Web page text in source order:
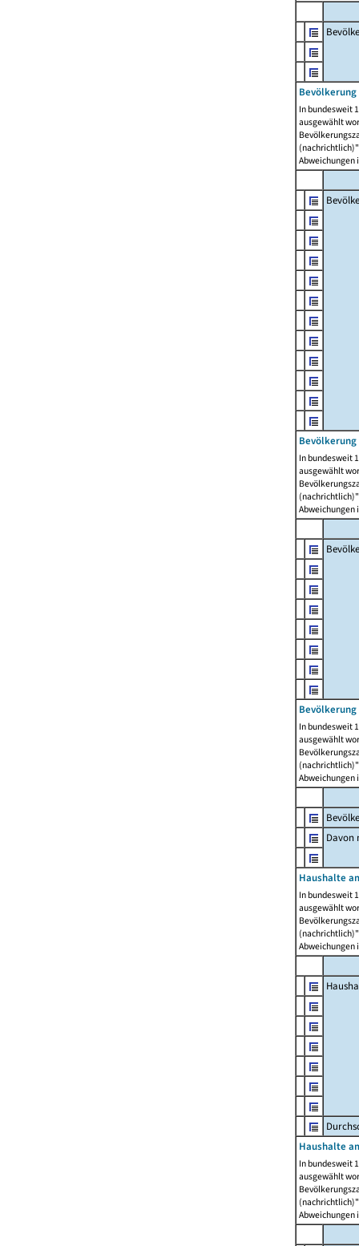
In bundesweit
ausgewählt
Abweichungen
In bundesweit
ausgewählt
Abweichungen
In bundesweit
ausgewählt
Abweichungen
Davon
Haushalte
In bundesweit
ausgewählt
Abweichungen
Haushalte
In bundesweit
ausgewählt
Abweichungen